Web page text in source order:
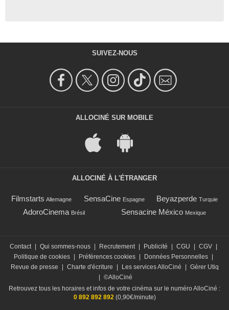
SUIVEZ-NOUS
ALLOCINÉ SUR MOBILE
ALLOCINÉ À L'ÉTRANGER
Filmstarts Allemagne SensaCine Espagne Beyazperde Turquie
AdoroCinema Brésil Sensacine México Mexique
Contact Qui sommes-nous Recrutement Publicité CGU CGV
Politique de cookies
Préférences cookies Données Personnelles
Revue de presse
Charte d'écriture Les services AlloCiné
Gérer Utiq
©AlloCiné
Retrouvez tous les horaires et infos de votre cinéma sur le numéro AlloCiné :
0 892 892 892(0,90€/minute)